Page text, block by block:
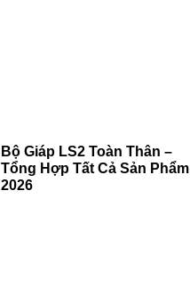
Bộ Giáp LS2 Toàn Thân –
Tổng Hợp Tất Cả Sản Phẩm
2026